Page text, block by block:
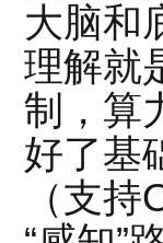
大脑和
理解就
制，算
好了基
（支